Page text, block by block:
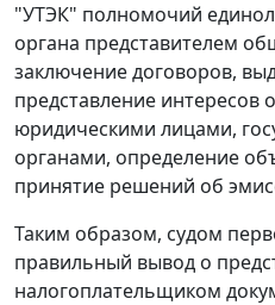
"УТЭК" полномочий
органа представителем
заключение договоров,
представление интересов
юридическими лицами,
органами, определение
принятие решений об
Таким образом, судом
правильный вывод о
налогоплательщиком